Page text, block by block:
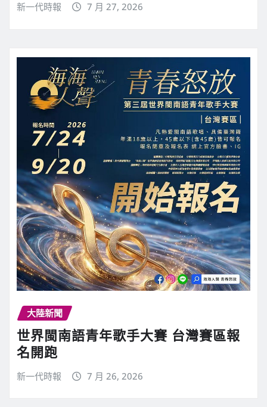
新一代時報 7 月 27, 2026
大陸新聞
世界閩南語青年歌手大賽 台灣賽區報
名開跑
新一代時報 7 月 26, 2026